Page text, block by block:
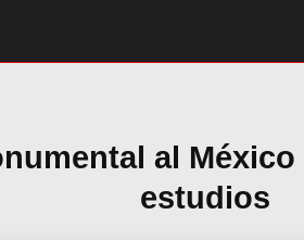
al
estudios